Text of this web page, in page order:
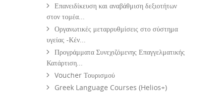
Επανειδίκευση και αναβάθμιση δεξιοτήτων
στον τομέα...
Οργανωτικές μεταρρυθμίσεις στο σύστημα
υγείας -Κέν...
Προγράμματα Συνεχιζόμενης Επαγγελματικής
Κατάρτιση...
Voucher Τουρισμού
Greek Language Courses (Helios+)